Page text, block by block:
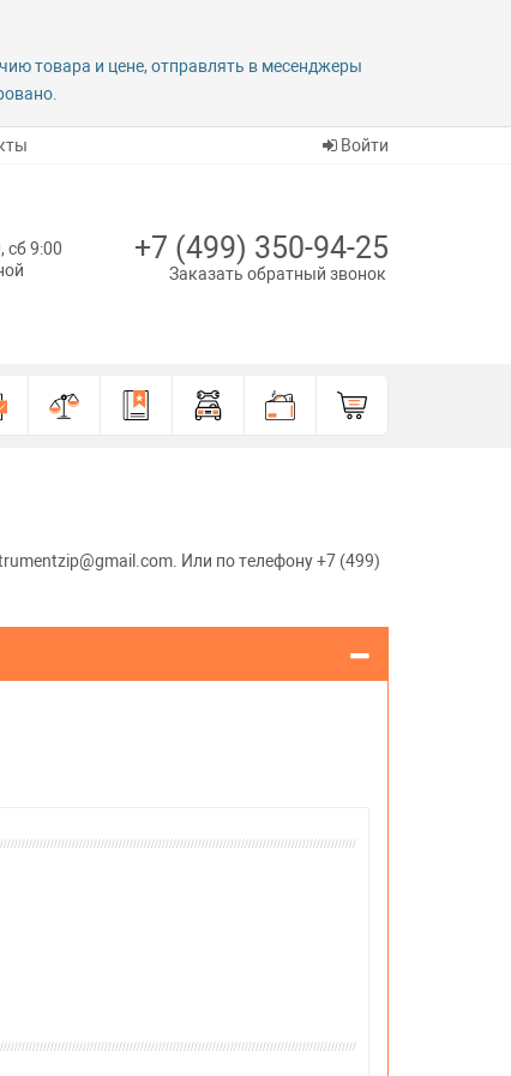
товара и цене, отправлять в месенджеры
Войти
сб 9:00
+7 (499) 350-94-25
Заказать обратный звонок
Или по телефону +7 (499)